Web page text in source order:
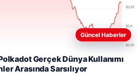
daha iyi anlayabilmek,
Güncel Haberler
Gerçek Dünya Kullanımı
Arasında Sarsılıyor